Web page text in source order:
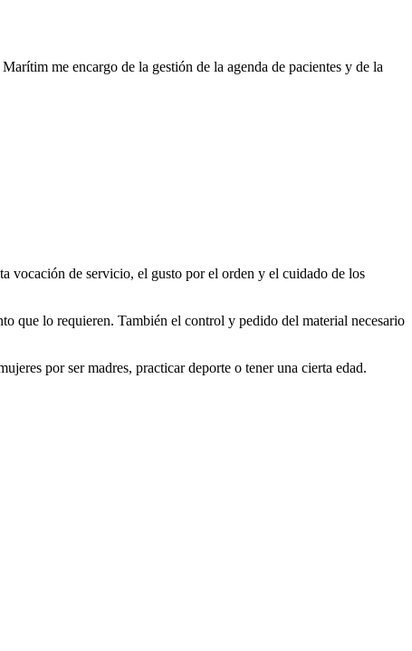
me encargo de la gestión de la agenda de pacientes y de la
vocación de servicio, el gusto por el orden y el cuidado de los
que lo requieren. También el control y pedido del material necesario
por ser madres, practicar deporte o tener una cierta edad.